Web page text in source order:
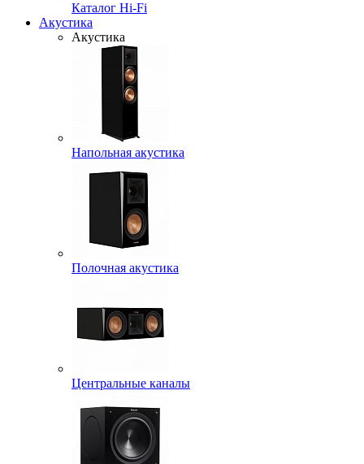
Каталог Hi-Fi
Акустика
Акустика
Напольная акустика
Полочная акустика
Центральные каналы